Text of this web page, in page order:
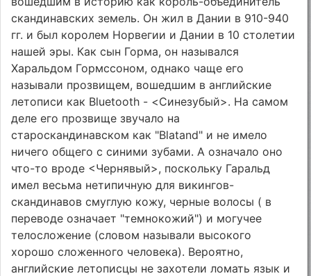
скандинавских земель. Он жил в Дании в 910-940
гг. и был королем Норвегии и Дании в 10 столетии
нашей эры. Как сын Горма, он назывался
Харальдом Гормссоном, однако чаще его
называли прозвищем, вошедшим в английские
летописи как Bluetooth - <Синезубый>. На самом
деле его прозвище звучало на
староскандинавском как "Blatand" и не имело
ничего общего с синими зубами. А означало оно
что-то вроде <Чернявый>, поскольку Гаральд
имел весьма нетипичную для викингов-
скандинавов смуглую кожу, черные волосы ( в
переводе означает "темнокожий") и могучее
телосложение (словом называли высокого
хорошо сложенного человека). Вероятно,
английские летописцы не захотели ломать язык и